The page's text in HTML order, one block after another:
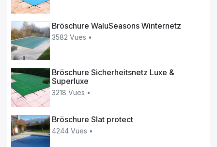
Bröschure WaluSeasons Winternetz
3582 Vues •
Bröschure Sicherheitsnetz Luxe &
Superluxe
3218 Vues •
Bröschure Slat protect
4244 Vues •